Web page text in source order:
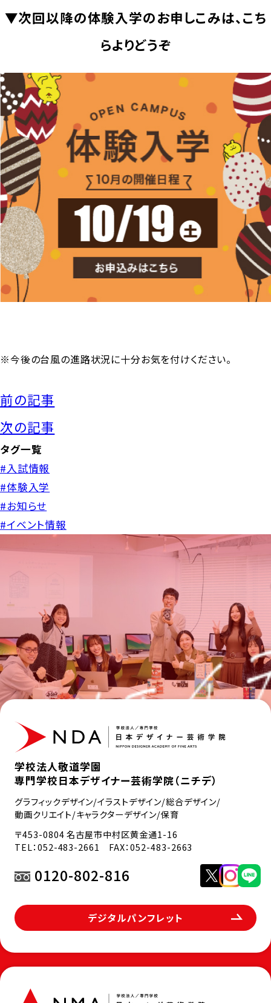
▼次回以降の体験入学のお申しこみは、こち
らよりどうぞ
※今後の台風の進路状況に十分お気を付けください。
前の記事
次の記事
タグ一覧
#入試情報
#体験入学
#お知らせ
#イベント情報
学校法人敬道学園
専門学校日本デザイナー芸術学院（ニチデ）
グラフィックデザイン/イラストデザイン/総合デザイン/
動画クリエイト/キャラクターデザイン/保育
〒453-0804 名古屋市中村区黄金通1-16
TEL：052-483-2661 FAX：052-483-2663
0120-802-816
デジタルパンフレット